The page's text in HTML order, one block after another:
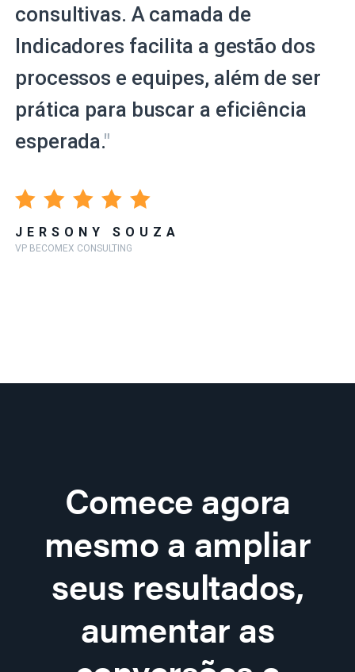
consultivas. A camada de
Indicadores facilita a gestão dos
processos e equipes, além de ser
prática para buscar a eficiência
esperada."
JERSONY SOUZA
VP BECOMEX CONSULTING
Comece agora
mesmo a ampliar
seus resultados,
aumentar as